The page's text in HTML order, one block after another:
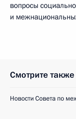
вопросы
и
Смотрите также
Новости Совета по